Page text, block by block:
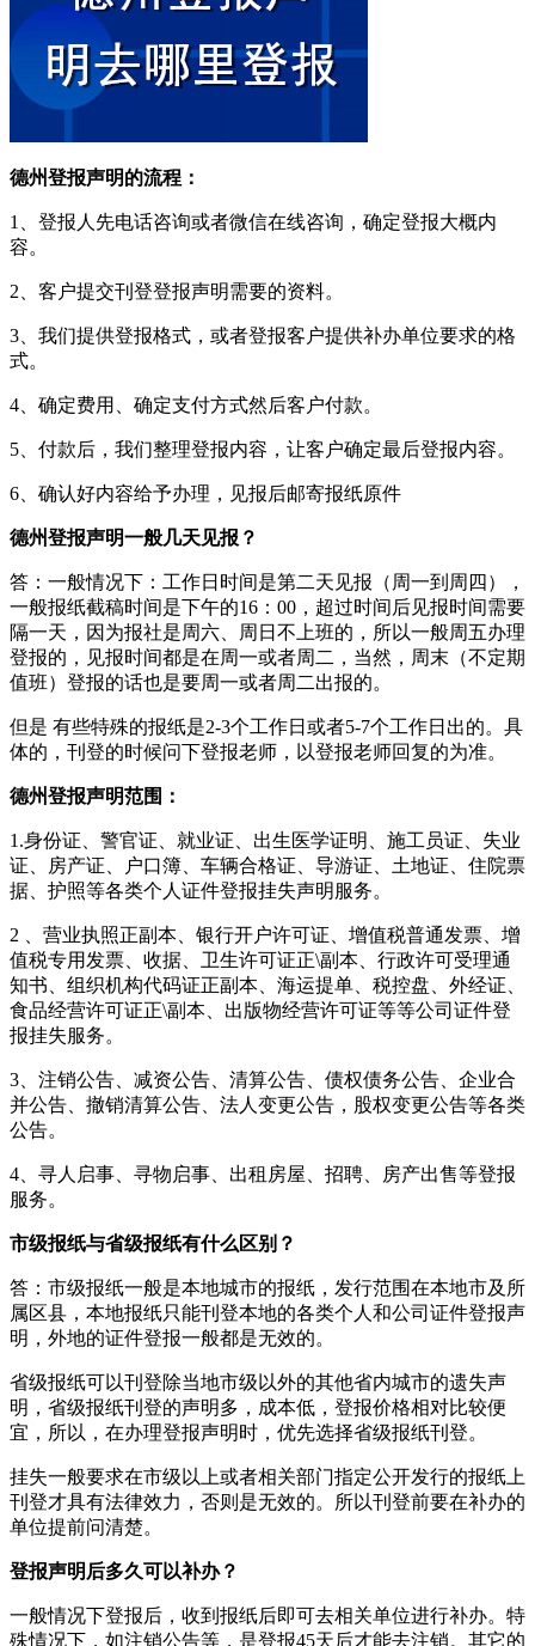
德州登报声明的流程：
1、登报人先电话咨询或者微信在线咨询，确定登报大概内
容。
2、客户提交刊登登报声明需要的资料。
3、我们提供登报格式，或者登报客户提供补办单位要求的格
式。
4、确定费用、确定支付方式然后客户付款。
5、付款后，我们整理登报内容，让客户确定最后登报内容。
6、确认好内容给予办理，见报后邮寄报纸原件
德州登报声明一般几天见报？
答：一般情况下：工作日时间是第二天见报（周一到周四），
一般报纸截稿时间是下午的16：00，超过时间后见报时间需要
隔一天，因为报社是周六、周日不上班的，所以一般周五办理
登报的，见报时间都是在周一或者周二，当然，周末（不定期
值班）登报的话也是要周一或者周二出报的。
但是 有些特殊的报纸是2-3个工作日或者5-7个工作日出的。具
体的，刊登的时候问下登报老师，以登报老师回复的为准。
德州登报声明范围：
1.身份证、警官证、就业证、出生医学证明、施工员证、失业
证、房产证、户口簿、车辆合格证、导游证、土地证、住院票
据、护照等各类个人证件登报挂失声明服务。
2 、营业执照正副本、银行开户许可证、增值税普通发票、增
值税专用发票、收据、卫生许可证正\副本、行政许可受理通
知书、组织机构代码证正副本、海运提单、税控盘、外经证、
食品经营许可证正\副本、出版物经营许可证等等公司证件登
报挂失服务。
3、注销公告、减资公告、清算公告、债权债务公告、企业合
并公告、撤销清算公告、法人变更公告，股权变更公告等各类
公告。
4、寻人启事、寻物启事、出租房屋、招聘、房产出售等登报
服务。
市级报纸与省级报纸有什么区别？
答：市级报纸一般是本地城市的报纸，发行范围在本地市及所
属区县，本地报纸只能刊登本地的各类个人和公司证件登报声
明，外地的证件登报一般都是无效的。
省级报纸可以刊登除当地市级以外的其他省内城市的遗失声
明，省级报纸刊登的声明多，成本低，登报价格相对比较便
宜，所以，在办理登报声明时，优先选择省级报纸刊登。
挂失一般要求在市级以上或者相关部门指定公开发行的报纸上
刊登才具有法律效力，否则是无效的。所以刊登前要在补办的
单位提前问清楚。
登报声明后多久可以补办？
一般情况下登报后，收到报纸后即可去相关单位进行补办。特
殊情况下，如注销公告等，是登报45天后才能去注销。其它的